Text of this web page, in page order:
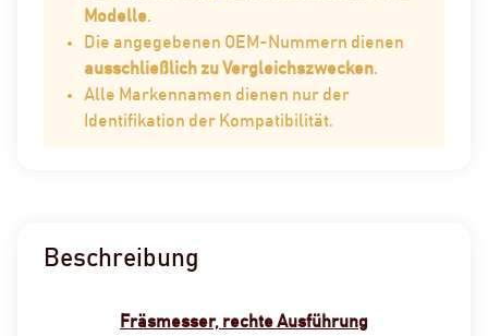
Modelle.
Die angegebenen OEM-Nummern dienen
ausschließlich zu Vergleichszwecken.
Alle Markennamen dienen nur der
Identifikation der Kompatibilität.
Beschreibung
Fräsmesser, rechte Ausführung